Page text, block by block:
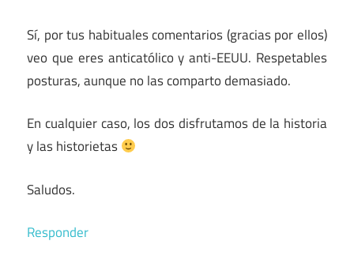
Sí, por tus habituales comentarios (gracias por ellos)
veo que eres anticatólico y anti-EEUU. Respetables
posturas, aunque no las comparto demasiado.
En cualquier caso, los dos disfrutamos de la historia
y las historietas
Saludos.
Responder